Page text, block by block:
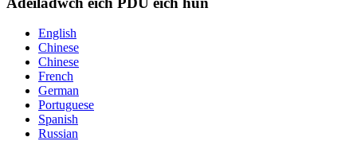
English
Chinese
Chinese
French
German
Portuguese
Spanish
Russian